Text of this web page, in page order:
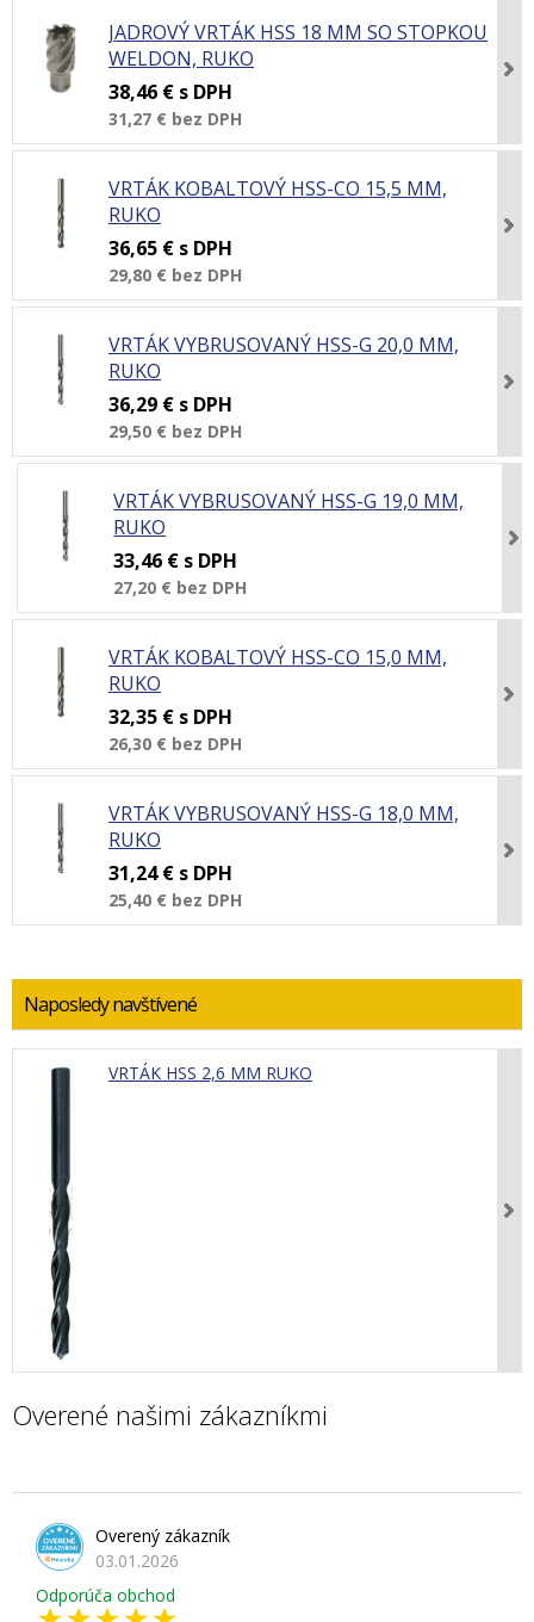
JADROVÝ VRTÁK HSS 18 MM SO STOPKOU
WELDON, RUKO
38,46 € s DPH
31,27 € bez DPH
VRTÁK KOBALTOVÝ HSS-CO 15,5 MM,
RUKO
36,65 € s DPH
29,80 € bez DPH
VRTÁK VYBRUSOVANÝ HSS-G 20,0 MM,
RUKO
36,29 € s DPH
29,50 € bez DPH
VRTÁK VYBRUSOVANÝ HSS-G 19,0 MM,
RUKO
33,46 € s DPH
27,20 € bez DPH
VRTÁK KOBALTOVÝ HSS-CO 15,0 MM,
RUKO
32,35 € s DPH
26,30 € bez DPH
VRTÁK VYBRUSOVANÝ HSS-G 18,0 MM,
RUKO
31,24 € s DPH
25,40 € bez DPH
Naposledy navštívené
VRTÁK HSS 2,6 MM RUKO
Overené našimi zákazníkmi
Overený zákazník
03.01.2026
Odporúča obchod